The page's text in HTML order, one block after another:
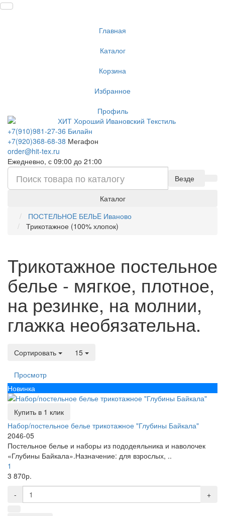
Главная
Каталог
Корзина
Избранное
Профиль
+7(910)981-27-36 Билайн
+7(920)368-68-38 Мегафон
order@hit-tex.ru
Ежедневно, с 09:00 до 21:00
Везде
Каталог
ПОСТЕЛЬНОE БЕЛЬE Иваново
Трикотажное (100% хлопок)
Трикотажное постельное
белье - мягкое, плотное,
на резинке, на молнии,
глажка необязательна.
Сортировать 15
Просмотр
Новинка
Купить в 1 клик
Набор/постельное белье трикотажное "Глубины Байкала"
2046-05
Постельное белье и наборы из пододеяльника и наволочек
«Глубины Байкала».Назначение: для взрослых, ..
1
3 870р.
-
+